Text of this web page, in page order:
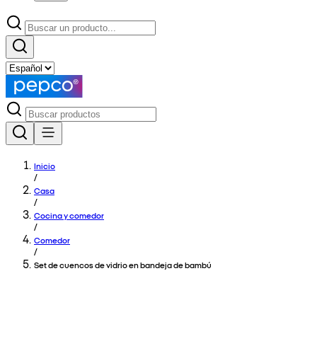
Inicio
/
Casa
/
Cocina y comedor
/
Comedor
/
Set de cuencos de vidrio en bandeja de bambú